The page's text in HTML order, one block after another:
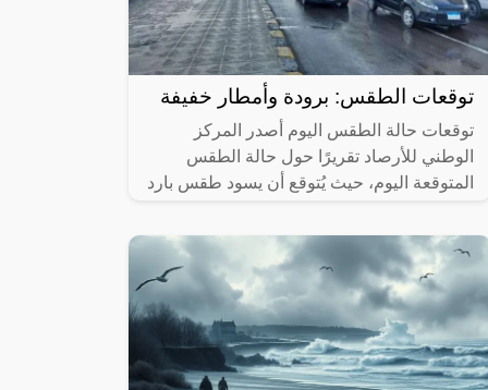
توقعات الطقس: برودة وأمطار خفيفة
توقعات حالة الطقس اليوم أصدر المركز
الوطني للأرصاد تقريرًا حول حالة الطقس
المتوقعة اليوم، حيث يُتوقع أن يسود طقس بارد